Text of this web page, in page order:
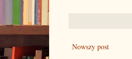
Nowszy post